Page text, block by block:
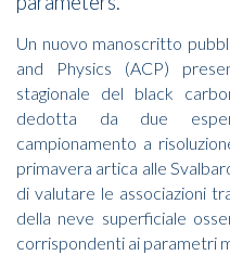
Un nuovo manoscritto
and Physics (ACP)
stagionale del black
dedotta da due
campionamento a
primavera artica alle
di valutare le associazioni
della neve superficiale
corrispondenti ai parametri